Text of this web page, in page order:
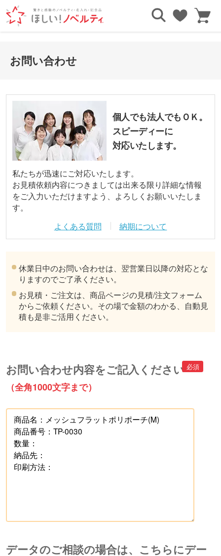
お問い合わせ
個人でも法人でもＯＫ。
スピーディーに
対応いたします。
私たちが迅速にご対応いたします。
お見積依頼内容につきましては出来る限り詳細な情報
をご入力いただけますよう、よろしくお願いいたしま
す。
よくある質問
納期について
休業日中のお問い合わせは、翌営業日以降の対応とな
りますのでご了承ください。
お見積・ご注文は、商品ページの見積/注文フォーム
からご依頼ください。その場で金額のわかる、自動見
積も是非ご活用ください。
お問い合わせ内容をご記入ください
（全角1000文字まで）
データのご相談の場合は、こちらにデー